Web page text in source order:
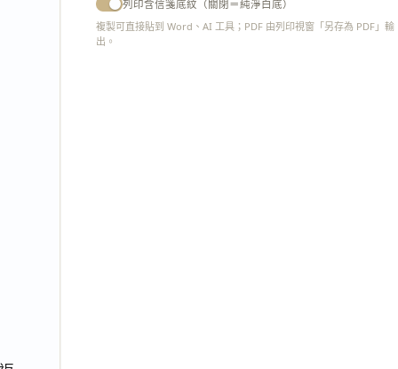
列印含信箋底紋（關閉＝純淨白底）
複製可直接貼到 Word、AI 工具；PDF 由列印視窗「另存為 PDF」輸
出。